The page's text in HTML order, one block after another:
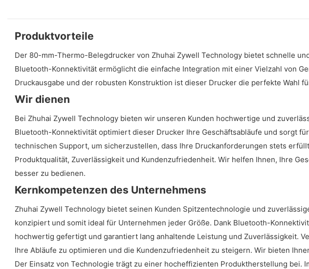
Produktvorteile
Der 80-mm-Thermo-Belegdrucker von Zhuhai Zywell Technology bietet schnelle
Bluetooth-Konnektivität ermöglicht die einfache Integration mit einer Vielzahl von
Druckausgabe und der robusten Konstruktion ist dieser Drucker die perfekte Wahl
Wir dienen
Bei Zhuhai Zywell Technology bieten wir unseren Kunden hochwertige und
Bluetooth-Konnektivität optimiert dieser Drucker Ihre Geschäftsabläufe und sorgt
technischen Support, um sicherzustellen, dass Ihre Druckanforderungen stets
Produktqualität, Zuverlässigkeit und Kundenzufriedenheit. Wir helfen Ihnen, Ihre
besser zu bedienen.
Kernkompetenzen des Unternehmens
Zhuhai Zywell Technology bietet seinen Kunden Spitzentechnologie und
konzipiert und somit ideal für Unternehmen jeder Größe. Dank Bluetooth-
hochwertig gefertigt und garantiert lang anhaltende Leistung und Zuverlässigkeit.
Ihre Abläufe zu optimieren und die Kundenzufriedenheit zu steigern. Wir bieten
Der Einsatz von Technologie trägt zu einer hocheffizienten Produktherstellung